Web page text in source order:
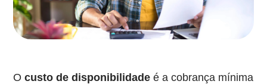
Ocusto de disponibilidade é a cobrança mínima